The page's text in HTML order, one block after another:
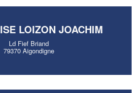
LOIZON JOACHIM
Ld Fief Briand
79370 Aigondigne